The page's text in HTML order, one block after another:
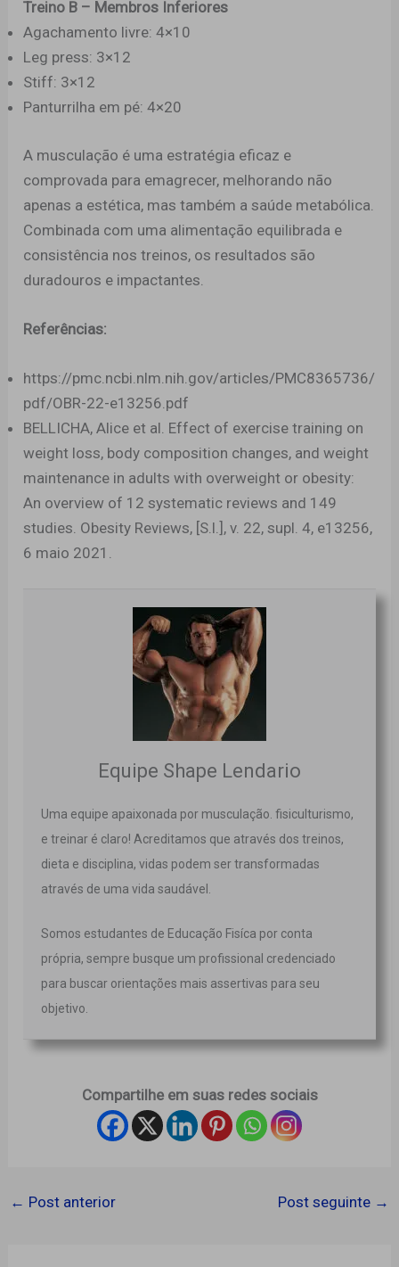
Treino B – Membros Inferiores
Agachamento livre: 4×10
Leg press: 3×12
Stiff: 3×12
Panturrilha em pé: 4×20
A musculação é uma estratégia eficaz e
comprovada para emagrecer, melhorando não
apenas a estética, mas também a saúde metabólica.
Combinada com uma alimentação equilibrada e
consistência nos treinos, os resultados são
duradouros e impactantes.
Referências:
https://pmc.ncbi.nlm.nih.gov/articles/PMC8365736/
pdf/OBR-22-e13256.pdf
BELLICHA, Alice et al. Effect of exercise training on
weight loss, body composition changes, and weight
maintenance in adults with overweight or obesity:
An overview of 12 systematic reviews and 149
studies. Obesity Reviews, [S.l.], v. 22, supl. 4, e13256,
6 maio 2021.
Equipe Shape Lendario
Uma equipe apaixonada por musculação. fisiculturismo,
e treinar é claro! Acreditamos que através dos treinos,
dieta e disciplina, vidas podem ser transformadas
através de uma vida saudável.
Somos estudantes de Educação Fisíca por conta
própria, sempre busque um profissional credenciado
para buscar orientações mais assertivas para seu
objetivo.
Compartilhe em suas redes sociais
← Post anterior Post seguinte →